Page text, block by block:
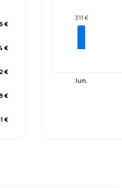
€
€
€
€
€
311 €
lun.